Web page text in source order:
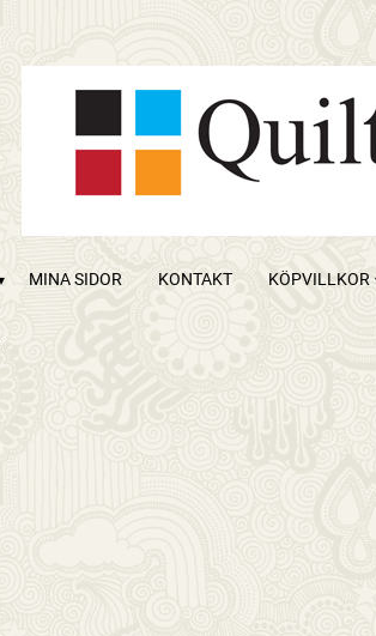
MINA SIDOR KONTAKT KÖPVILLKOR